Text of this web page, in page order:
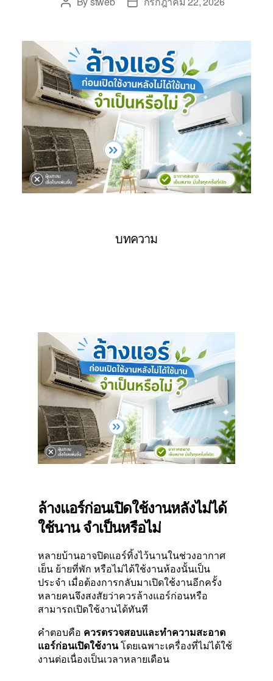
บทความ
ล้างแอร์ก่อนเปิดใช้งานหลังไม่ได้
ใช้นาน จำเป็นหรือไม่
หลายบ้านอาจปิดแอร์ทิ้งไว้นานในช่วงอากาศ
เย็น ย้ายที่พัก หรือไม่ได้ใช้งานห้องนั้นเป็น
ประจำ เมื่อต้องการกลับมาเปิดใช้งานอีกครั้ง
หลายคนจึงสงสัยว่าควรล้างแอร์ก่อนหรือ
สามารถเปิดใช้งานได้ทันที
คำตอบคือ ควรตรวจสอบและทำความสะอาด
แอร์ก่อนเปิดใช้งานโดยเฉพาะเครื่องที่ไม่ได้ใช้
งานต่อเนื่องเป็นเวลาหลายเดือน